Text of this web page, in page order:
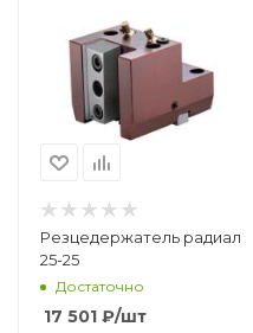
Резцедержатель
25-25
Достаточно
17 501 ₽/шт